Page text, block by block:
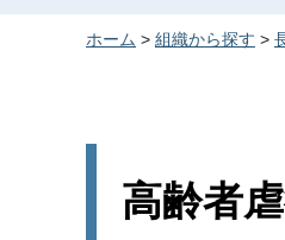
ホーム > 組織から探す >
高齢者